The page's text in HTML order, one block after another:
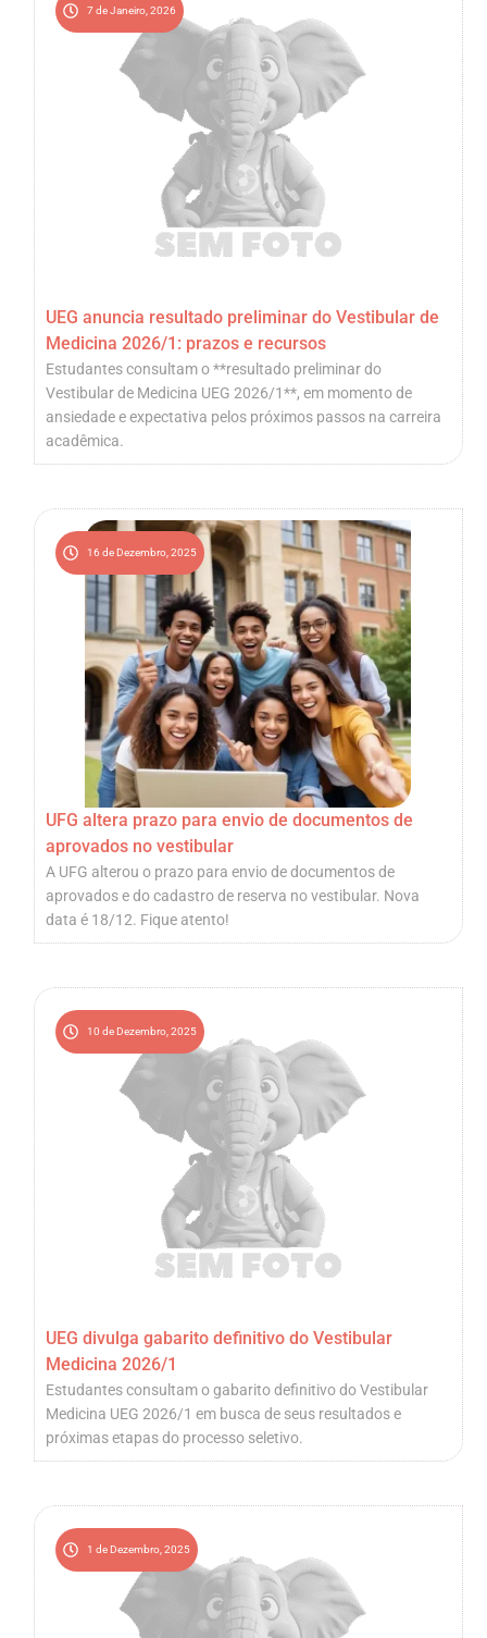
7 de Janeiro, 2026
UEG anuncia resultado preliminar do Vestibular de
Medicina 2026/1: prazos e recursos
Estudantes consultam o **resultado preliminar do
Vestibular de Medicina UEG 2026/1**, em momento de
ansiedade e expectativa pelos próximos passos na carreira
acadêmica.
16 de Dezembro, 2025
UFG altera prazo para envio de documentos de
aprovados no vestibular
A UFG alterou o prazo para envio de documentos de
aprovados e do cadastro de reserva no vestibular. Nova
data é 18/12. Fique atento!
10 de Dezembro, 2025
UEG divulga gabarito definitivo do Vestibular
Medicina 2026/1
Estudantes consultam o gabarito definitivo do Vestibular
Medicina UEG 2026/1 em busca de seus resultados e
próximas etapas do processo seletivo.
1 de Dezembro, 2025